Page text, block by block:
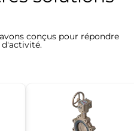
conçus pour répondre
d'activité.